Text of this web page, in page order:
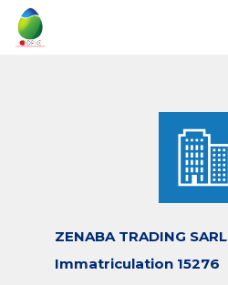
ZENABA TRADING SARL
Immatriculation 15276